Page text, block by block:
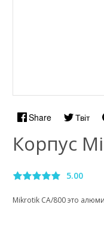
Share Твіт
Корпус
5.00
Mikrotik CA/800 это